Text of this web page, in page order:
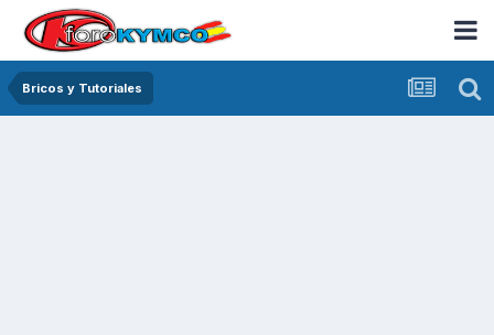
Bricos y Tutoriales